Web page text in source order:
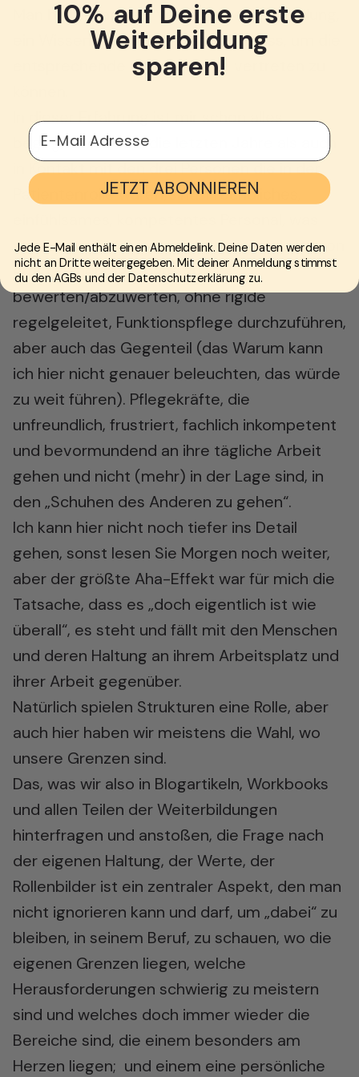
Man hinterfragt ein Verhalten, eine Handlung,
ein Wissen was vorhanden sein muss, um die
entsprechende Berufsgruppe vertreten zu
In dieser Erfahrung ist mir schon alles
begegnet, sowohl die letzten Jahre als auch
in Kontakt mit den drei Personen die in der
Patientenrolle waren/sind. Freundliches,
einem das Gefühl vermittelt, einen als Person
ernst zu nehmen, ohne zu
bewerten/abzuwerten, ohne rigide
regelgeleitet, Funktionspflege durchzuführen,
aber auch das Gegenteil (das Warum kann
ich hier nicht genauer beleuchten, das würde
zu weit führen). Pflegekräfte, die
unfreundlich, frustriert, fachlich inkompetent
und bevormundend an ihre tägliche Arbeit
gehen und nicht (mehr) in der Lage sind, in
den „Schuhen des Anderen zu gehen“.
Ich kann hier nicht noch tiefer ins Detail
gehen, sonst lesen Sie Morgen noch weiter,
aber der größte Aha-Effekt war für mich die
Tatsache, dass es „doch eigentlich ist wie
überall“, es steht und fällt mit den Menschen
und deren Haltung an ihrem Arbeitsplatz und
ihrer Arbeit gegenüber.
Natürlich spielen Strukturen eine Rolle, aber
auch hier haben wir meistens die Wahl, wo
unsere Grenzen sind.
Das, was wir also in Blogartikeln, Workbooks
und allen Teilen der Weiterbildungen
hinterfragen und anstoßen, die Frage nach
der eigenen Haltung, der Werte, der
Rollenbilder ist ein zentraler Aspekt, den man
nicht ignorieren kann und darf, um „dabei“ zu
bleiben, in seinem Beruf, zu schauen, wo die
eigenen Grenzen liegen, welche
Herausforderungen schwierig zu meistern
sind und welches doch immer wieder die
Bereiche sind, die einem besonders am
Herzen liegen; und einem eine persönliche
10% auf Deine erste
Weiterbildung
sparen!
E-Mail Adresse
JETZT ABONNIEREN
Jede E-Mail enthält einen Abmeldelink. Deine Daten werden
nicht an Dritte weitergegeben. Mit deiner Anmeldung stimmst
du den AGBs und der Datenschutzerklärung zu.